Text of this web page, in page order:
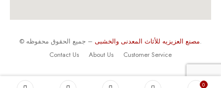
© مصنع العزيزيه للأثاث المعدنى والخشبى– جميع الحقوق محفوظه.
Contact Us
About Us Customer Service
0